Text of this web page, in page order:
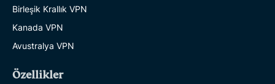
Birleşik Krallık VPN
Kanada VPN
Avustralya VPN
Özellikler